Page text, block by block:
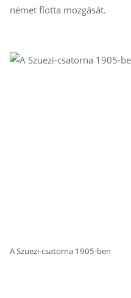
német flotta mozgását.
A Szuezi-csatorna 1905-ben